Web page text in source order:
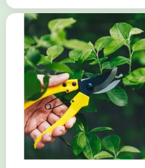
cũng sẽ thích nghi với các môi
tác dụng trang trí,...